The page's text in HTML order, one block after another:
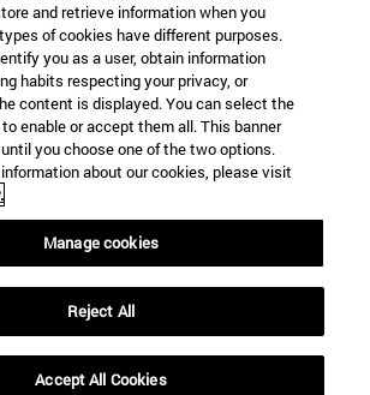
and retrieve information when you
of cookies have different purposes.
you as a user, obtain information
habits respecting your privacy, or
content is displayed. You can select the
enable or accept them all. This banner
you choose one of the two options.
about our cookies, please visit
Manage cookies
Reject All
Accept All Cookies